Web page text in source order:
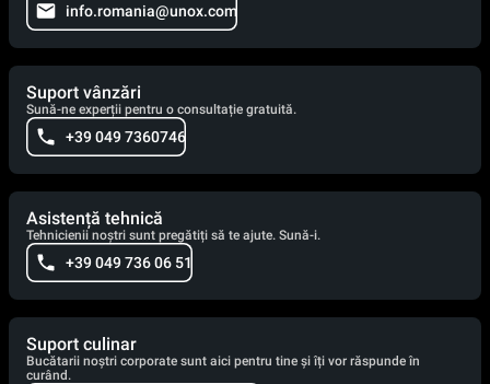
info.romania@unox.com
Suport vânzări
Sună-ne experții pentru o consultație gratuită.
+39 049 7360746
Asistență tehnică
Tehnicienii noștri sunt pregătiți să te ajute. Sună-i.
+39 049 736 06 51
Suport culinar
Bucătarii noștri corporate sunt aici pentru tine și îți vor răspunde în
curând.